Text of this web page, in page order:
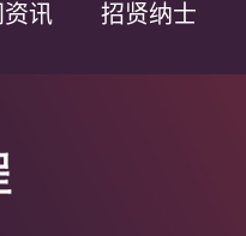
资讯 招贤纳士